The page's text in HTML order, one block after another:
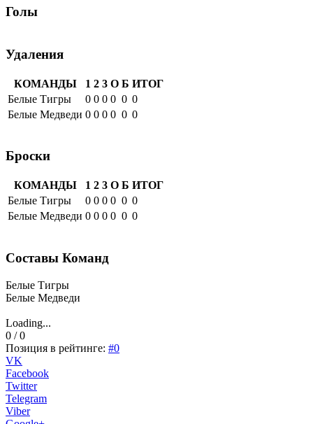
Голы
Удаления
КОМАНДЫ 1 2 3 О Б ИТОГ
Белые Тигры
0 0 0 0 0 0
Белые Медведи 0 0 0 0 0 0
Броски
КОМАНДЫ 1 2 3 О Б ИТОГ
Белые Тигры
0 0 0 0 0 0
Белые Медведи 0 0 0 0 0 0
Составы Команд
Белые Тигры
Белые Медведи
Loading...
0 / 0
Позиция в рейтинге: #0
VK
Facebook
Twitter
Telegram
Viber